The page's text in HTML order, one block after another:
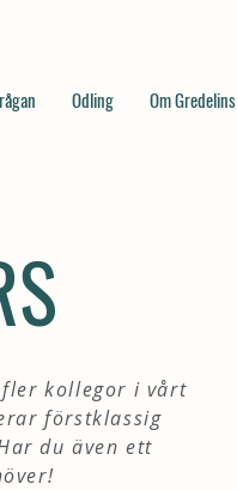
Odling Om Gredelins
fler kollegor i vårt
förstklassig
du även ett